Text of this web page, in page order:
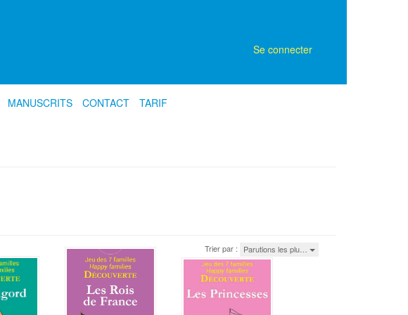
Se connecter
MANUSCRITS CONTACT TARIF
Trier par : Parutions les plu…